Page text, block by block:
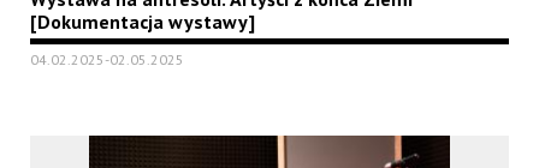
[Dokumentacja wystawy]
04.02.2025-02.05.2025